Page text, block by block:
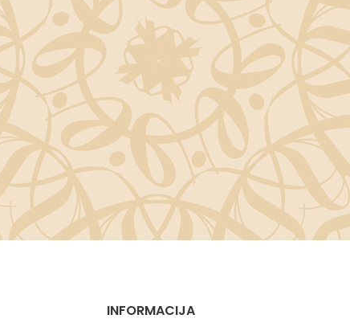
INFORMACIJA